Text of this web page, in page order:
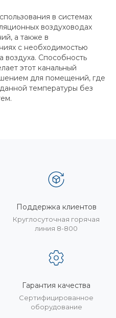
в системах
воздуховодах
а также в
с необходимостью
воздуха. Способность
этот канальный
для помещений, где
температуры без
Поддержка клиентов
Круглосуточная горячая
линия 8-800
Гарантия качества
Сертифицированное
оборудование